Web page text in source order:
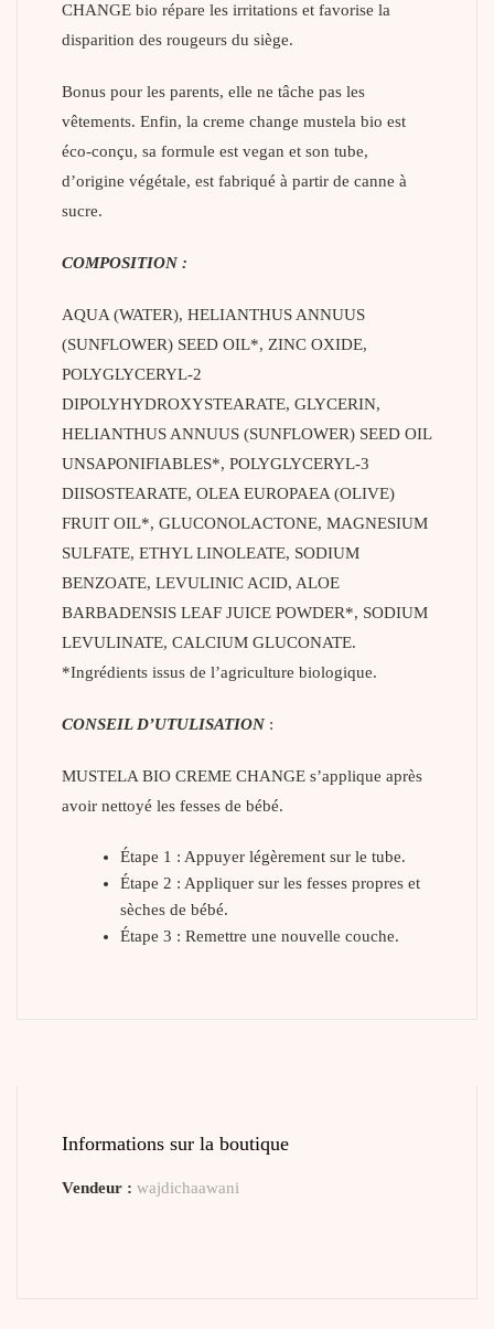
CHANGE bio répare les irritations et favorise la
disparition des rougeurs du siège.
Bonus pour les parents, elle ne tâche pas les
vêtements. Enfin, la creme change mustela bio est
éco-conçu, sa formule est vegan et son tube,
d’origine végétale, est fabriqué à partir de canne à
sucre.
COMPOSITION :
AQUA (WATER), HELIANTHUS ANNUUS
(SUNFLOWER) SEED OIL*, ZINC OXIDE,
POLYGLYCERYL-2
DIPOLYHYDROXYSTEARATE, GLYCERIN,
HELIANTHUS ANNUUS (SUNFLOWER) SEED OIL
UNSAPONIFIABLES*, POLYGLYCERYL-3
DIISOSTEARATE, OLEA EUROPAEA (OLIVE)
FRUIT OIL*, GLUCONOLACTONE, MAGNESIUM
SULFATE, ETHYL LINOLEATE, SODIUM
BENZOATE, LEVULINIC ACID, ALOE
BARBADENSIS LEAF JUICE POWDER*, SODIUM
LEVULINATE, CALCIUM GLUCONATE.
*Ingrédients issus de l’agriculture biologique.
CONSEIL D’UTULISATION :
MUSTELA BIO CREME CHANGE s’applique après
avoir nettoyé les fesses de bébé.
Étape 1 : Appuyer légèrement sur le tube.
Étape 2 : Appliquer sur les fesses propres et
sèches de bébé.
Étape 3 : Remettre une nouvelle couche.
Informations sur la boutique
Vendeur : wajdichaawani